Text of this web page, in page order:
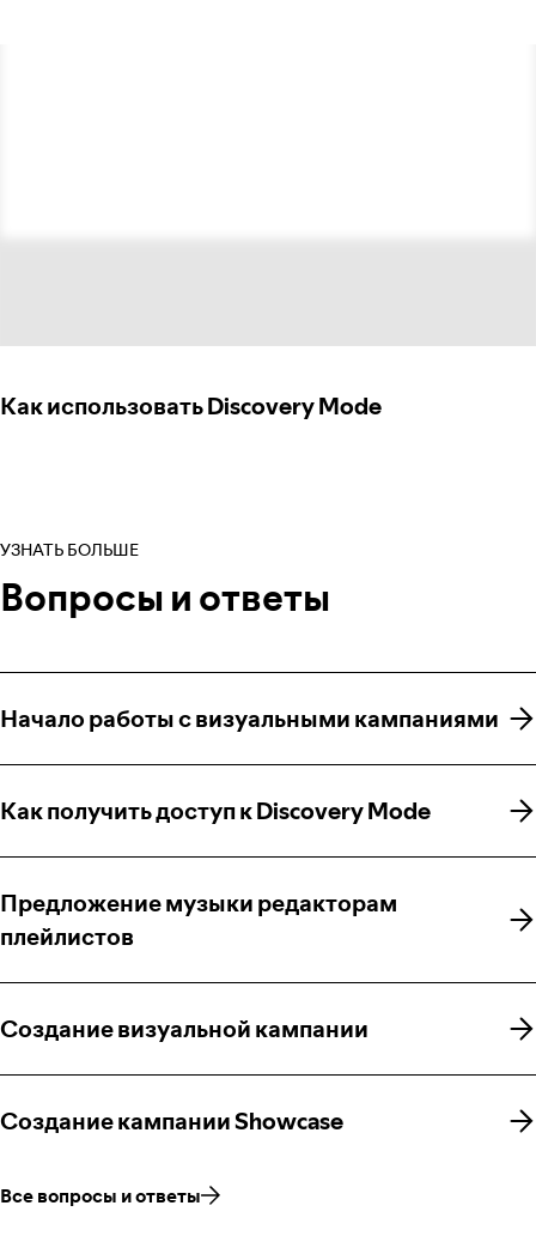
Как использовать Discovery Mode
УЗНАТЬ БОЛЬШЕ
Вопросы и ответы
Начало работы с визуальными кампаниями
Начало работы с визуальными кампаниями
Как получить доступ к Discovery Mode
Как получить доступ к Discovery Mode
Предложение музыки редакторам
плейлистов
Предложение музыки редакторам
плейлистов
Создание визуальной кампании
Создание визуальной кампании
Создание кампании Showcase
Создание кампании Showcase
Все вопросы и ответы